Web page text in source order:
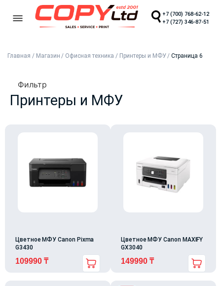
+7 (700) 768-62-12
+7 (727) 346-87-51
Главная / Магазин / Офисная техника / Принтеры и МФУ/Страница 6
Фильтр
Принтеры и МФУ
Цветное МФУ Canon Pixma
G3430
109990 ₸
Цветное МФУ Canon MAXIFY
GX3040
149990 ₸